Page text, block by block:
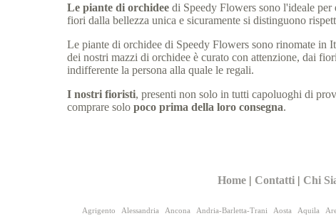
Le piante di orchidee di Speedy Flowers sono l'ideale per
fiori dalla bellezza unica e sicuramente si distinguono
Le piante di orchidee di Speedy Flowers sono rinomate
dei nostri mazzi di orchidee è curato con attenzione, dai
indifferente la persona alla quale le regali.
I nostri fioristi, presenti non solo in tutti capoluoghi di
comprare solo poco prima della loro consegna.
Home | Contatti | Chi
Agrigento
Alessandria Ancona Andria-Barletta-Trani Aosta Aquila